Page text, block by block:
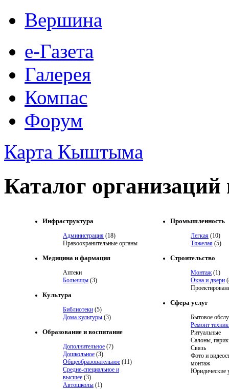
Вершина
е-Газета
Галерея
Компас
Форум
Карта Кыштыма
Каталог
Инфраструктура
Администрация (18)
Правоохранительные органы
Медицина и фармация
Аптеки
Больницы (3)
Культура
Библиотеки (5)
Дома культуры (3)
Образование и воспитание
Дополнительное (7)
Дошкольное (3)
Общеобразовательное (11)
Средне-специальное и
высшее (3)
Автошколы (1)
Промышленность
Легкая (10)
Тяжелая (5)
Строительство
Монтаж(1)
Окна и двери
Сфера услуг
Бытовое
Ремонт
Ритуальные
Салоны,
Связь
Фото и
монтаж
Юридические